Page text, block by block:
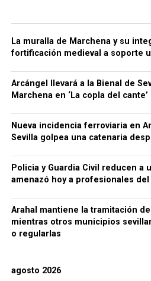
La muralla de Marchena y su
fortificación medieval a soporte
Arcángel llevará a la Bienal de
Marchena en ‘La copla del cante’
Nueva incidencia ferroviaria en
Sevilla golpea una catenaria
Policia y Guardia Civil reducen a
amenazó hoy a profesionales del
Arahal mantiene la tramitación
mientras otros municipios
o regularlas
agosto 2026